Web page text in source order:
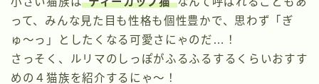
って、みんな見た目も性格も個性豊かで、思わず「ぎ
ゅ〜っ」としたくなる可愛さにゃのだ…！
さっそく、ルリマのしっぽがふるふるするくらいおすす
めの４猫族を紹介するにゃ〜！